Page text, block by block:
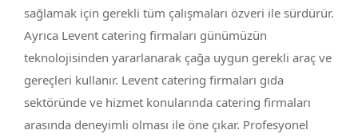
sağlamak için gerekli tüm çalışmaları özveri ile sürdürür.
Ayrıca Levent catering firmaları günümüzün
teknolojisinden yararlanarak çağa uygun gerekli araç ve
gereçleri kullanır. Levent catering firmaları gıda
sektöründe ve hizmet konularında catering firmaları
arasında deneyimli olması ile öne çıkar. Profesyonel